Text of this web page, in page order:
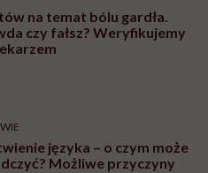
na temat bólu gardła.
czy fałsz? Weryfikujemy
języka – o czym może
Możliwe przyczyny